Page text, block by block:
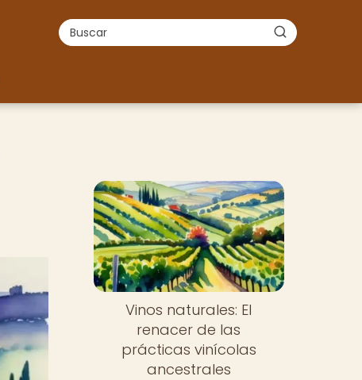
Vinos naturales: El
renacer de las
prácticas vinícolas
ancestrales